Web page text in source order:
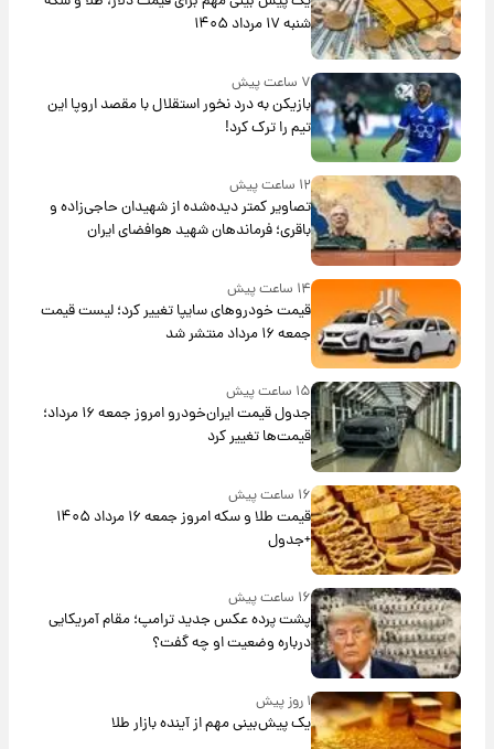
شنبه ۱۷ مرداد ۱۴۰۵
۷ ساعت پیش
بازیکن به درد نخور استقلال با مقصد اروپا این
تیم را ترک کرد!
۱۲ ساعت پیش
تصاویر کمتر دیده‌شده از شهیدان حاجی‌زاده و
باقری؛ فرماندهان شهید هوافضای ایران
۱۴ ساعت پیش
قیمت خودروهای سایپا تغییر کرد؛ لیست قیمت
جمعه ۱۶ مرداد منتشر شد
۱۵ ساعت پیش
جدول قیمت ایران‌خودرو امروز جمعه ۱۶ مرداد؛
قیمت‌ها تغییر کرد
۱۶ ساعت پیش
قیمت طلا و سکه امروز جمعه ۱۶ مرداد ۱۴۰۵
+جدول
۱۶ ساعت پیش
پشت پرده عکس جدید ترامپ؛ مقام آمریکایی
درباره وضعیت او چه گفت؟
۱ روز پیش
یک پیش‌بینی مهم از آینده بازار طلا